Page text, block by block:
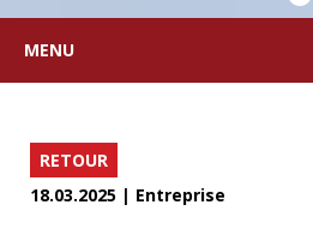
MENU
RETOUR
18.03.2025 | Entreprise